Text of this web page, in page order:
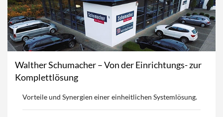
Walther Schumacher – Von der Einrichtungs- zur
Komplettlösung
Vorteile und Synergien einer einheitlichen Systemlösung.